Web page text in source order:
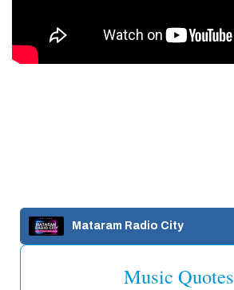
Mataram Radio City
Music Quotes